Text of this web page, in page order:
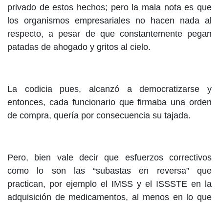
privado de estos hechos; pero la mala nota es que
los organismos empresariales no hacen nada al
respecto, a pesar de que constantemente pegan
patadas de ahogado y gritos al cielo.
La codicia pues, alcanzó a democratizarse y
entonces, cada funcionario que firmaba una orden
de compra, quería por consecuencia su tajada.
Pero, bien vale decir que esfuerzos correctivos
como lo son las “subastas en reversa” que
practican, por ejemplo el IMSS y el ISSSTE en la
adquisición de medicamentos, al menos en lo que